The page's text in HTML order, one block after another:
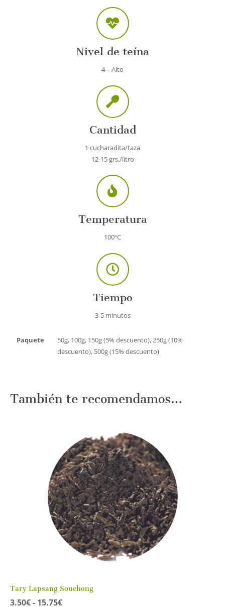
Nivel de teína
4 – Alto
Cantidad
1 cucharadita/taza
12-15 grs./litro
Temperatura
100ºC
Tiempo
3-5 minutos
Paquete
50g, 100g, 150g (5% descuento), 250g (10%
descuento), 500g (15% descuento)
También te recomendamos…
Tary Lapsang Souchong
3.50€ - 15.75€Rango